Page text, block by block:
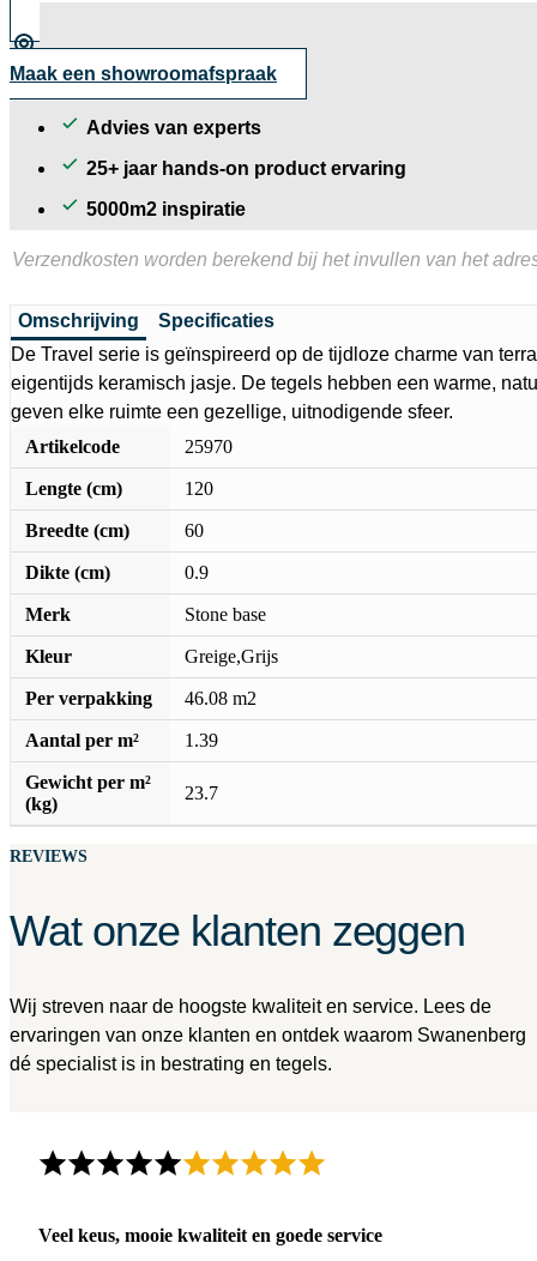
Maak een showroomafspraak
Advies van experts
25+ jaar hands-on product ervaring
5000m2 inspiratie
Verzendkosten worden berekend bij het invullen van het
Omschrijving
Specificaties
De Travel serie is geïnspireerd op de tijdloze charme van
eigentijds keramisch jasje. De tegels hebben een warme,
geven elke ruimte een gezellige, uitnodigende sfeer.
Artikelcode
25970
Lengte (cm) 120
Breedte (cm) 60
Dikte (cm) 0.9
Merk Stone base
Kleur Greige,Grijs
Per verpakking 46.08 m2
Aantal per m² 1.39
Gewicht per m²
(kg)
23.7
REVIEWS
Wat onze klanten zeggen
Wij streven naar de hoogste kwaliteit en service. Lees de
ervaringen van onze klanten en ontdek waarom Swanenberg
dé specialist is in bestrating en tegels.
Veel keus, mooie kwaliteit en goede service